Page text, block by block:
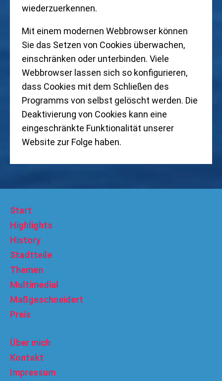
wiederzuerkennen.
Mit einem modernen Webbrowser können
Sie das Setzen von Cookies überwachen,
einschränken oder unterbinden. Viele
Webbrowser lassen sich so konfigurieren,
dass Cookies mit dem Schließen des
Programms von selbst gelöscht werden. Die
Deaktivierung von Cookies kann eine
eingeschränkte Funktionalität unserer
Website zur Folge haben.
Start
Highlights
History
Stadtteile
Themen
Multimedial
Maßgeschneidert
Preis
Über mich
Kontakt
Impressum